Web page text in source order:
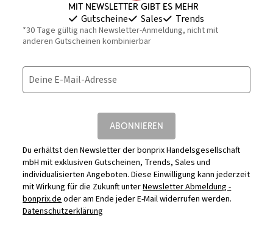
Mit Newsletter gibt es mehr
Gutscheine Sales Trends
*30 Tage gültig nach Newsletter-Anmeldung, nicht mit
anderen Gutscheinen kombinierbar
Deine E-Mail-Adresse
ABONNIEREN
Du erhältst den Newsletter der bonprix Handelsgesellschaft
mbH mit exklusiven Gutscheinen, Trends, Sales und
individualisierten Angeboten. Diese Einwilligung kann jederzeit
mit Wirkung für die Zukunft unterNewsletter Abmeldung -
bonprix.deoder am Ende jeder E-Mail widerrufen werden.
Datenschutzerklärung